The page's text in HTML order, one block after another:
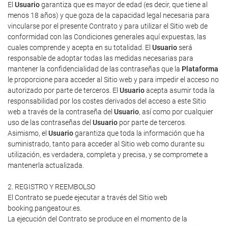
El Usuariogarantiza que es mayor de edad (es decir, que tiene al
menos 18 años) y que goza de la capacidad legal necesaria para
vincularse por el presente Contrato y para utilizar el Sitio web de
conformidad con las Condiciones generales aquí expuestas, las
cuales comprende y acepta en su totalidad. El Usuarioserá
responsable de adoptar todas las medidas necesarias para
mantener la confidencialidad de las contraseñas que la Plataforma
le proporcione para acceder al Sitio web y para impedir el acceso no
autorizado por parte de terceros. El Usuarioacepta asumir toda la
responsabilidad por los costes derivados del acceso a este Sitio
web a través de la contraseña del Usuario, así como por cualquier
uso de las contraseñas del Usuario por parte de terceros.
Asimismo, el Usuariogarantiza que toda la información que ha
suministrado, tanto para acceder al Sitio web como durante su
utilización, es verdadera, completa y precisa, y se compromete a
mantenerla actualizada.
2. REGISTRO Y REEMBOLSO
El Contrato se puede ejecutar a través del Sitio web
booking.pangeatour.es.
La ejecución del Contrato se produce en el momento de la